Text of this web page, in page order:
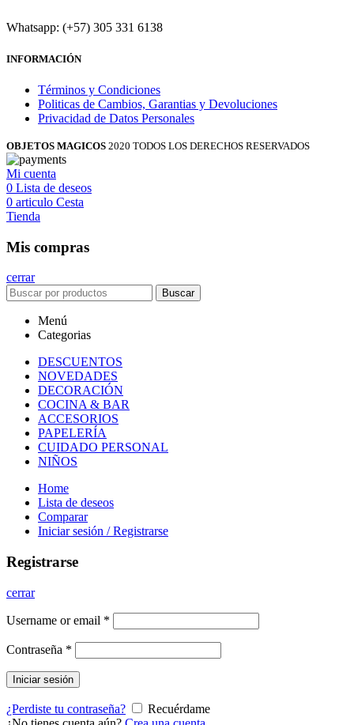
Whatsapp: (+57) 305 331 6138
INFORMACIÓN
Términos y Condiciones
Politicas de Cambios, Garantias y Devoluciones
Privacidad de Datos Personales
OBJETOS MAGICOS 2020 TODOS LOS DERECHOS RESERVADOS
Mi cuenta
0 Lista de deseos
0 articulo Cesta
Tienda
Mis compras
cerrar
Buscar
Menú
Categorias
DESCUENTOS
NOVEDADES
DECORACIÓN
COCINA & BAR
ACCESORIOS
PAPELERÍA
CUIDADO PERSONAL
NIÑOS
Home
Lista de deseos
Comparar
Iniciar sesión / Registrarse
Registrarse
cerrar
Username or email *
Contraseña *
Iniciar sesión
¿Perdiste tu contraseña?
Recuérdame